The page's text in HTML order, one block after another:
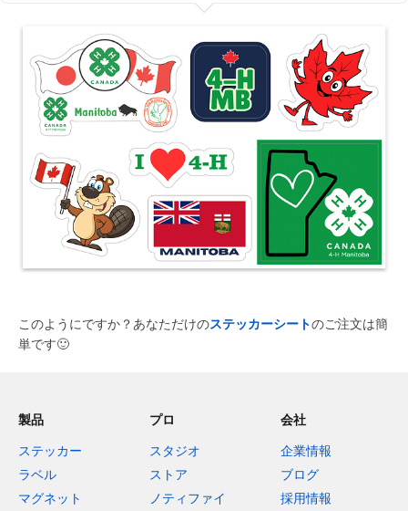
このようにですか？あなただけのステッカーシートのご注文は簡
単です🙂
製品
ステッカー
ラベル
マグネット
プロ
スタジオ
ストア
ノティファイ
会社
企業情報
ブログ
採用情報